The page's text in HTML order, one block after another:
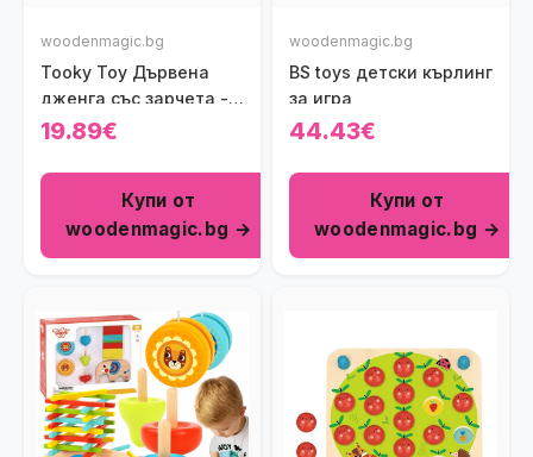
woodenmagic.bg
Tooky Toy Дървена
дженга със зарчета -
Животни
19.89€
Купи от
woodenmagic.bg →
woodenmagic.bg
BS toys детски кърлинг
за игра
44.43€
Купи от
woodenmagic.bg →